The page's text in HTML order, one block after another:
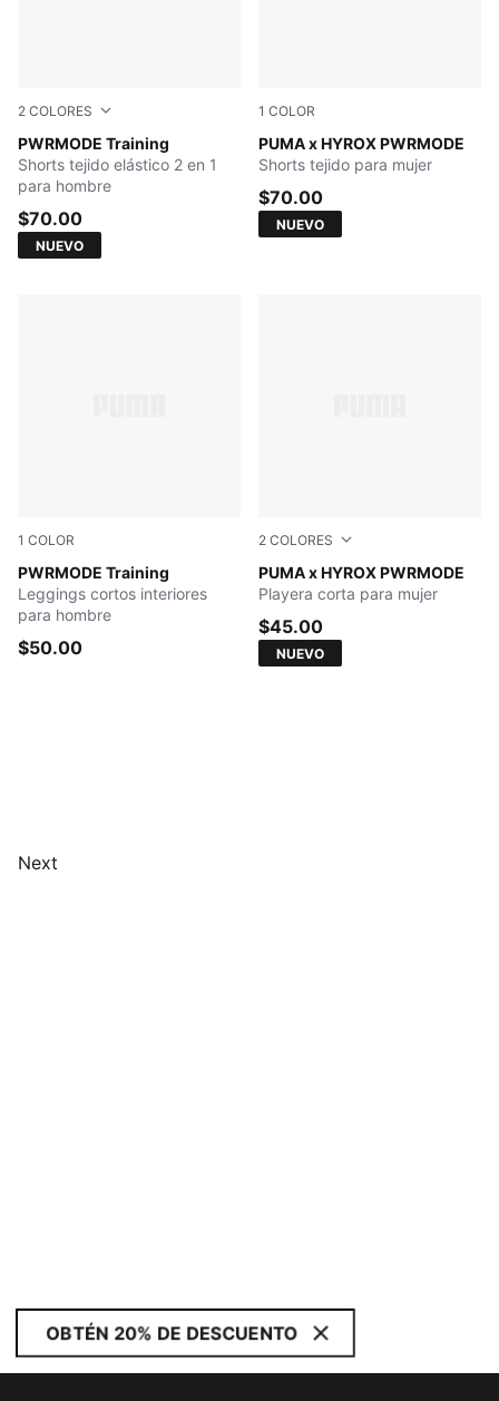
2 COLORES
PWRMODE Training
PUMA BLACK
Shorts tejido elástico 2 en 1
para hombre
$70.00
NUEVO
1 COLOR
PUMA x HYROX PWRMODE
PUMA BLACK
Shorts tejido para mujer
$70.00
NUEVO
1 COLOR
PWRMODE Training
PUMA BLACK
Leggings cortos interiores
para hombre
$50.00
2 COLORES
PUMA x HYROX PWRMODE
Herb Garden
Playera corta para mujer
$45.00
NUEVO
Next
OBTÉN 20% DE DESCUENTO